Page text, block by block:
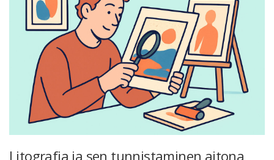
Litografia ja sen tunnistaminen aitona